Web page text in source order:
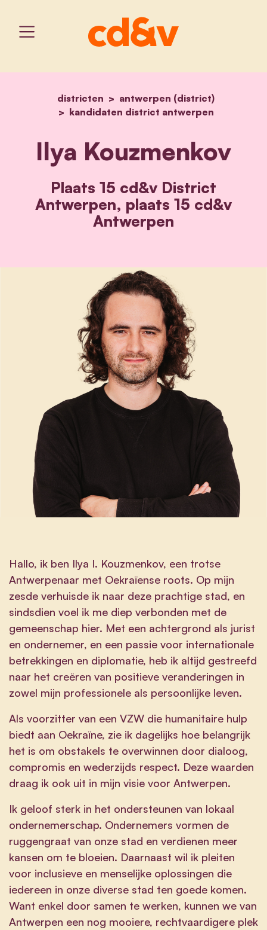
home
districten
antwerpen (district)
kandidaten district antwerpen
ilya kouzmenkov
Ilya Kouzmenkov
Plaats 15 cd&v District
Antwerpen, plaats 15 cd&v
Antwerpen
Hallo, ik ben Ilya I. Kouzmenkov, een trotse
Antwerpenaar met Oekraïense roots. Op mijn
zesde verhuisde ik naar deze prachtige stad, en
sindsdien voel ik me diep verbonden met de
gemeenschap hier. Met een achtergrond als jurist
en ondernemer, en een passie voor internationale
betrekkingen en diplomatie, heb ik altijd gestreefd
naar het creëren van positieve veranderingen in
zowel mijn professionele als persoonlijke leven.
Als voorzitter van een VZW die humanitaire hulp
biedt aan Oekraïne, zie ik dagelijks hoe belangrijk
het is om obstakels te overwinnen door dialoog,
compromis en wederzijds respect. Deze waarden
draag ik ook uit in mijn visie voor Antwerpen.
Ik geloof sterk in het ondersteunen van lokaal
ondernemerschap. Ondernemers vormen de
ruggengraat van onze stad en verdienen meer
kansen om te bloeien. Daarnaast wil ik pleiten
voor inclusieve en menselijke oplossingen die
iedereen in onze diverse stad ten goede komen.
Want enkel door samen te werken, kunnen we van
Antwerpen een nog mooiere, rechtvaardigere plek